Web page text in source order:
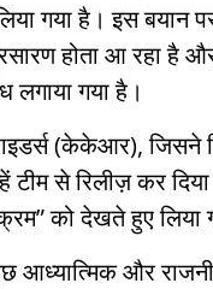
गया है। इस बयान
होता आ रहा है
लगाया गया है।
(केकेआर), जिसने
टीम से रिलीज़ कर
को देखते हुए लिया
आध्यात्मिक और